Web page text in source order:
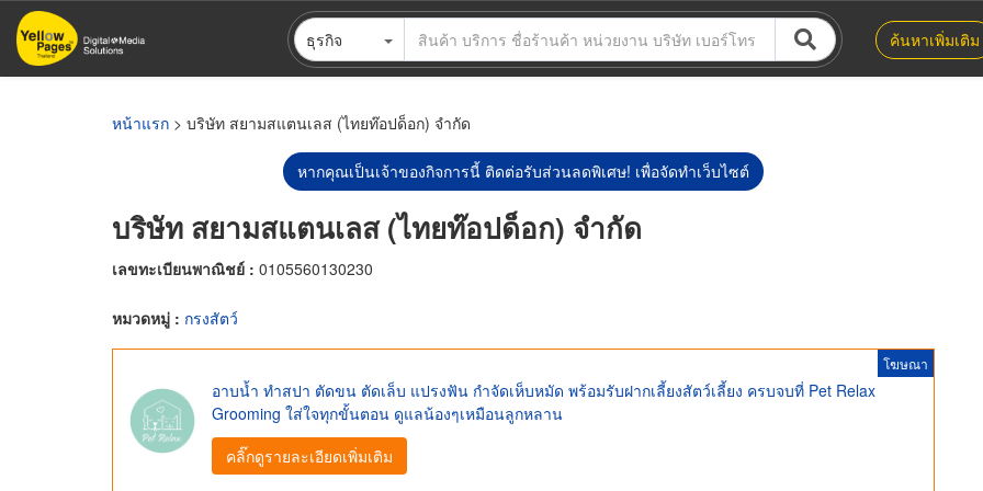
ข้าม
ไป
ธุรกิจ ค้นหาเพิ่มเติม
หน้าแรก > บริษัท สยามสแตนเลส (ไทยท๊อปด็อก) จำกัด
หากคุณเป็นเจ้าของกิจการนี้ ติดต่อรับส่วนลดพิเศษ! เพื่อจัดทำเว็บไซต์
บริษัท สยามสแตนเลส (ไทยท๊อปด็อก) จำกัด
เลขทะเบียนพาณิชย์ : 0105560130230
หมวดหมู่ : กรงสัตว์
โฆษณา
อาบน้ำ ทำสปา ตัดขน ตัดเล็บ แปรงฟัน กำจัดเห็บหมัด พร้อมรับฝากเลี้ยงสัตว์เลี้ยง ครบจบที่ Pet Relax
Grooming ใส่ใจทุกขั้นตอน ดูแลน้องๆเหมือนลูกหลาน
คลิ๊กดูรายละเอียดเพิ่มเติม